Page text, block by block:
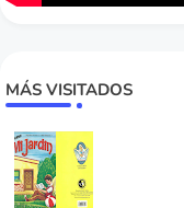
MÁS VISITADOS